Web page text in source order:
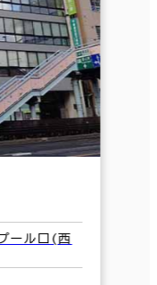
ール口(西